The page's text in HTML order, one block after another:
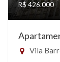
R$ 426.000
Vila